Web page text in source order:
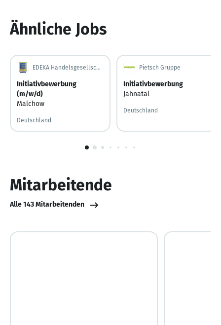
Ähnliche Jobs
EDEKA Handelsgesellschaft Nord mbH
Initiativbewerbung
(m/w/d)
Malchow
Deutschland
Pietsch Gruppe
Initiativbewerbung
Jahnatal
Deutschland
1
Mitarbeitende
Alle 143 Mitarbeitenden